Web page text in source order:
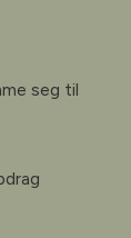
seg til